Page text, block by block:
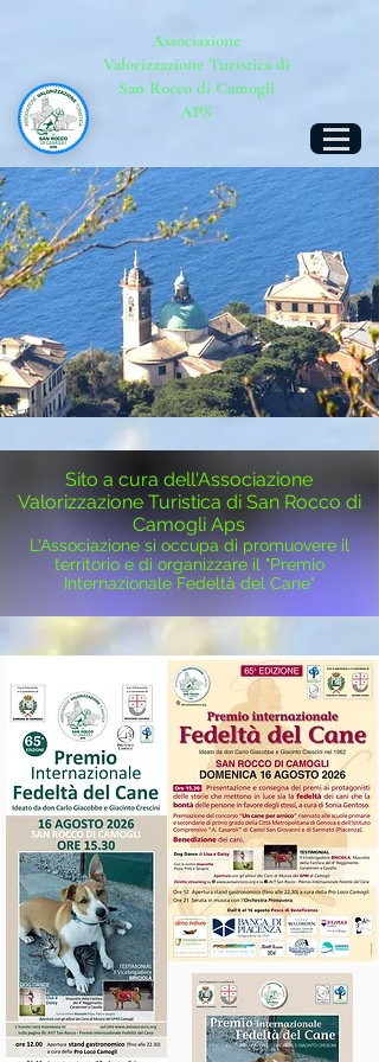
Associazione
Valorizzazione Turistica di
San Rocco di Camogli
APS
Sito a cura dell'Associazione
Valorizzazione Turistica di San Rocco di
Camogli Aps
L'Associazione si occupa di promuovere il
territorio e di organizzare il "Premio
Internazionale Fedeltà del Cane"